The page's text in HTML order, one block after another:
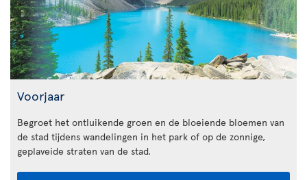
Voorjaar
Begroet het ontluikende groen en de bloeiende bloemen van
de stad tijdens wandelingen in het park of op de zonnige,
geplaveide straten van de stad.